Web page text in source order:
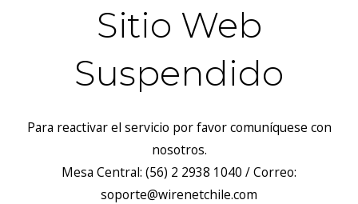
Sitio Web
Suspendido
Para reactivar el servicio por favor comuníquese con
nosotros.
Mesa Central: (56) 2 2938 1040 / Correo:
soporte@wirenetchile.com